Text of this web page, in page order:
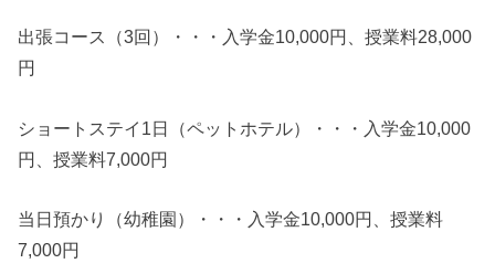
出張コース（3回）・・・入学金10,000円、授業料28,000
円
ショートステイ1日（ペットホテル）・・・入学金10,000
円、授業料7,000円
当日預かり（幼稚園）・・・入学金10,000円、授業料
7,000円